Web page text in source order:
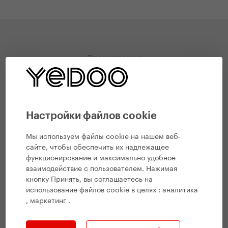
Настройки файлов cookie
Мы используем файлы cookie на нашем веб-
сайте, чтобы обеспечить их надлежащее
функционирование и максимально удобное
взаимодействие с пользователем. Нажимая
кнопку Принять, вы соглашаетесь на
использование файлов cookie в целях :аналитика
, маркетинг .
Вдохновение
Из мира Yedoo
Trexx Disc - новый внедорожный